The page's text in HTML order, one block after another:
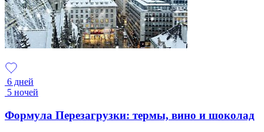
6 дней
5 ночей
Формула Перезагрузки: термы, вино и шоколад